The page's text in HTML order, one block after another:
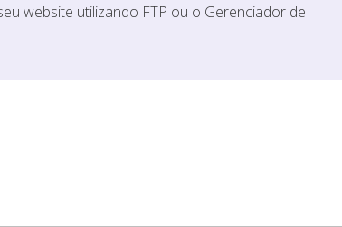
website utilizando FTP ou o Gerenciador de